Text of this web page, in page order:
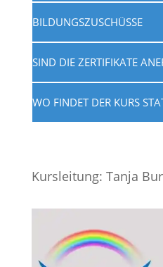
BILDUNGSZUSCHÜSSE
SIND DIE ZERTIFIKATE
WO FINDET DER KURS
Kursleitung: Tanja